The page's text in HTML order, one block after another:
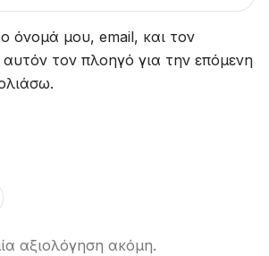
αξιολόγηση ακόμη.
όνομά μου, email, και τον
τον πλοηγό για την επόμενη